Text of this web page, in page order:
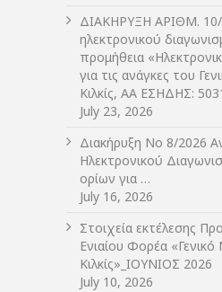
ΔIΑΚΗΡΥΞΗ ΑΡIΘΜ. 10/
ηλεκτρονικού
προμήθεια
για τις ανάγκες του
Κιλκίς, ΑΑ ΕΣΗΔΗΣ:
July 23, 2026
Διακήρυξη Νο 8/2026
Ηλεκτρονικού
ορίων για …
July 16, 2026
Στοιχεία εκτέλεσης
Ενιαίου Φορέα
Κιλκίς»_ΙΟΥΝΙΟΣ 2026
July 10, 2026